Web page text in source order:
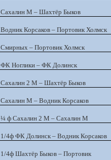
Сахалин М – Шахтёр Быков
Водник Корсаков – Портовик Холмск
Смирных – Портовик Холмск
ФК Ноглики – ФК Долинск
Сахалин 2 М – Шахтёр Быков
Сахалин М – Водник Корсаков
¼ ф Сахалин 2 М – Сахалин М
1/4ф ФК Долинск – Водник Корсаков
1/4ф Шахтёр Быков – Портовик